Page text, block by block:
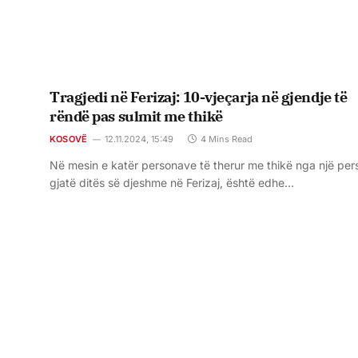
Tragjedi në Ferizaj: 10-vjeçarja në gjendje të
rëndë pas sulmit me thikë
KOSOVË 12.11.2024, 15:49 4 Mins Read
Në mesin e katër personave të therur me thikë nga një
gjatë ditës së djeshme në Ferizaj, është edhe…